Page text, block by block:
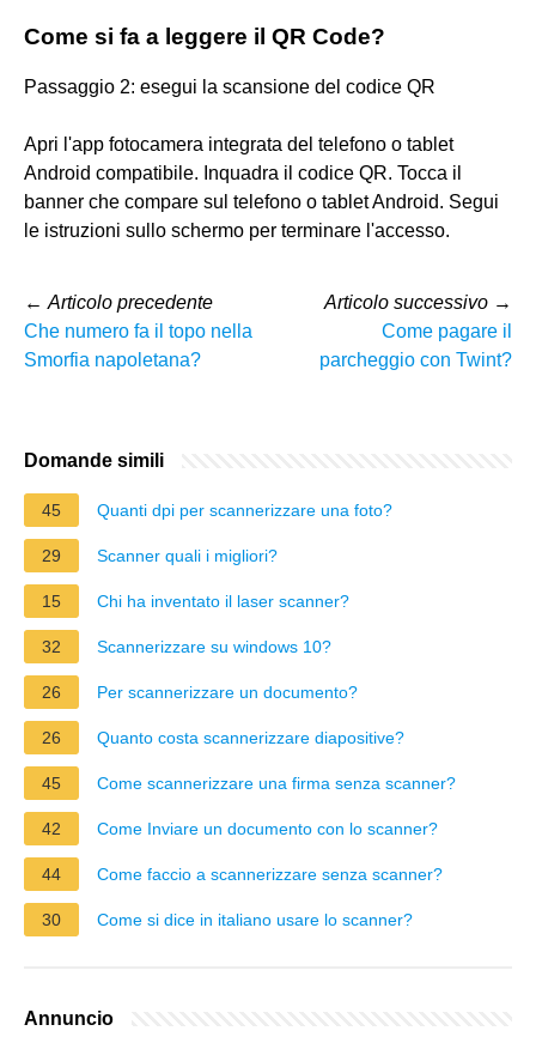
Come si fa a leggere il QR Code?
Passaggio 2: esegui la scansione del codice QR
Apri l'app fotocamera integrata del telefono o tablet
Android compatibile. Inquadra il codice QR. Tocca il
banner che compare sul telefono o tablet Android. Segui
le istruzioni sullo schermo per terminare l'accesso.
← Articolo precedente
Che numero fa il topo nella
Smorfia napoletana?
Articolo successivo →
Come pagare il
parcheggio con Twint?
Domande simili
45 Quanti dpi per scannerizzare una foto?
29 Scanner quali i migliori?
15 Chi ha inventato il laser scanner?
32 Scannerizzare su windows 10?
26 Per scannerizzare un documento?
26 Quanto costa scannerizzare diapositive?
45 Come scannerizzare una firma senza scanner?
42 Come Inviare un documento con lo scanner?
44 Come faccio a scannerizzare senza scanner?
30 Come si dice in italiano usare lo scanner?
Annuncio